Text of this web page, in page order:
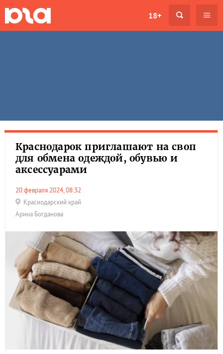
18+
Краснодарок приглашают на своп
для обмена одеждой, обувью и
аксессуарами
20 февраля 2024, 08:32
Краснодарский край
Арина Богданова